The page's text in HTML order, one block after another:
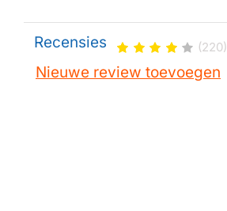
Recensies (220)
Nieuwe review toevoegen